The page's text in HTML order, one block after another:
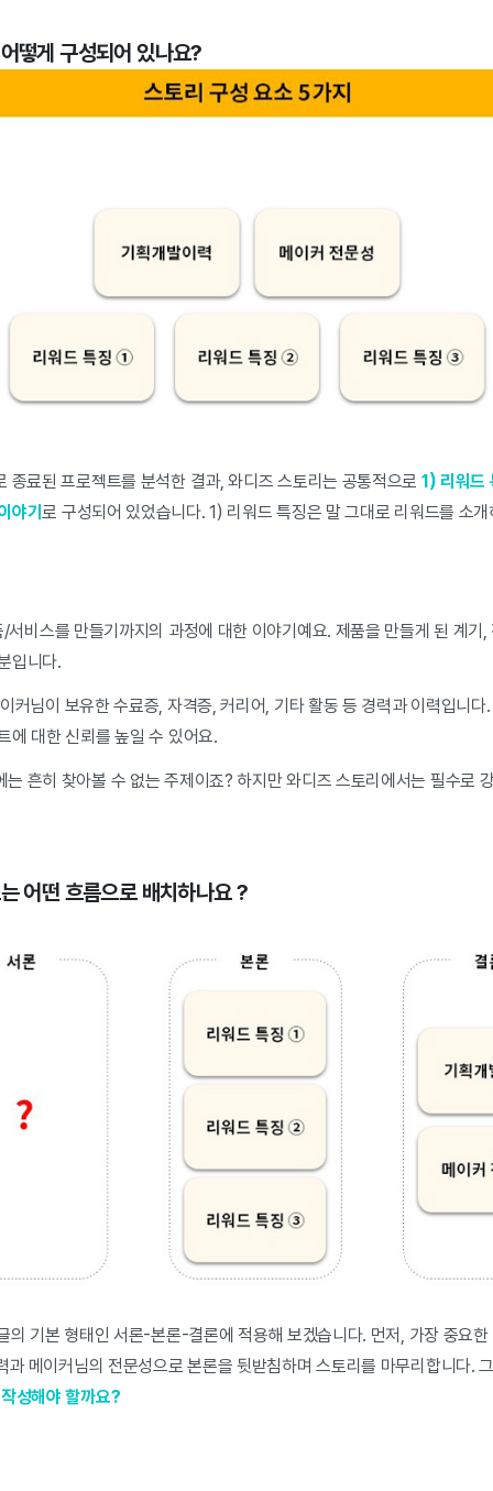
떻게 구성되어 있나요?
종료된 프로젝트를 분석한 결과, 와디즈 스토리는 공통적으로 1) 리워드
야기로 구성되어 있었습니다. 1) 리워드 특징은 말 그대로 리워드를 소
서비스를 만들기까지의 과정에 대한 이야기예요. 제품을 만들게 된 계기
입니다.
커님이 보유한 수료증, 자격증, 커리어, 기타 활동 등 경력과 이력입니
에 대한 신뢰를 높일 수 있어요.
는 흔히 찾아볼 수 없는 주제이죠? 하지만 와디즈 스토리에서는 필수로
어떤 흐름으로 배치하나요 ?
의 기본 형태인 서론-본론-결론에 적용해 보겠습니다. 먼저, 가장 중요
과 메이커님의 전문성으로 본론을 뒷받침하며 스토리를 마무리합니다.
성해야 할까요?